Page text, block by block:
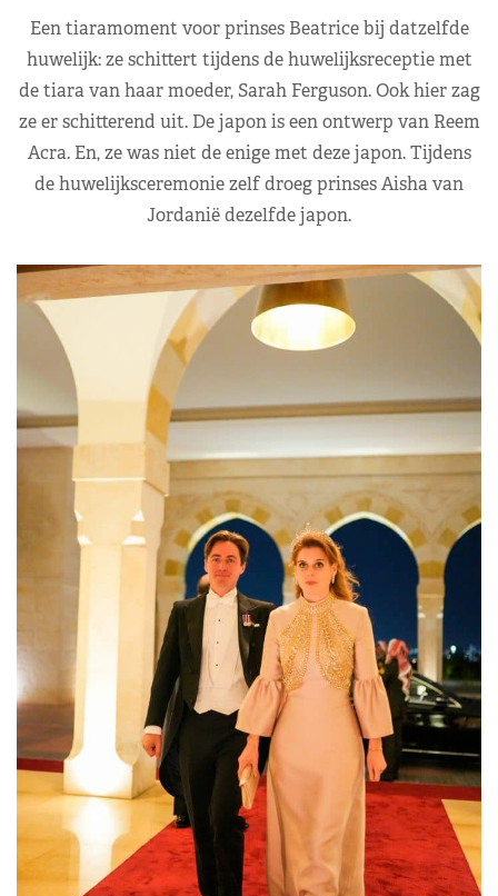
Een tiaramoment voor prinses Beatrice bij datzelfde
huwelijk: ze schittert tijdens de huwelijksreceptie met
de tiara van haar moeder, Sarah Ferguson. Ook hier zag
ze er schitterend uit. De japon is een ontwerp van Reem
Acra. En, ze was niet de enige met deze japon. Tijdens
de huwelijksceremonie zelf droeg prinses Aisha van
Jordanië dezelfde japon.